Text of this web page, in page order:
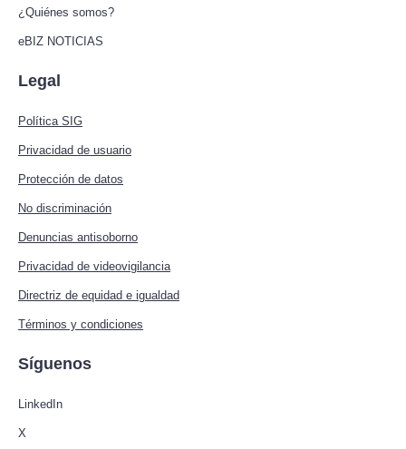
¿Quiénes somos?
eBIZ NOTICIAS
Legal
Política SIG
Privacidad de usuario
Protección de datos
No discriminación
Denuncias antisoborno
Privacidad de videovigilancia
Directriz de equidad e igualdad
Términos y condiciones
Síguenos
LinkedIn
X